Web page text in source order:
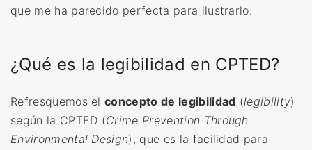
que me ha parecido perfecta para ilustrarlo.
¿Qué es la legibilidad en CPTED?
Refresquemos elconcepto de legibilidad (legibility)
según la CPTED (Crime Prevention Through
Environmental Design), que es la facilidad para